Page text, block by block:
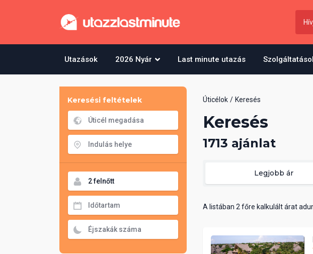
Utazások 2026 Nyár Last minute utazás
Keresési feltételek Úticélok Keresés
Keresés
1713 ajánlat
Legjobb ár
A listában 2 főre kalkulált árat